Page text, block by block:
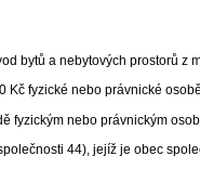
bytů a nebytových prostorů z
fyzické nebo právnické
nebo právnickým
44) , jejíž je obec